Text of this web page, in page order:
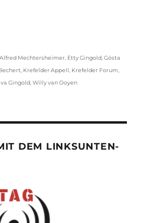
Alfred Mechtersheimer Etty Gingold ,Gösta
Krefelder Appell Krefelder Forum
Gingold ,Willy van Ooyen
DEM LINKSUNTEN-